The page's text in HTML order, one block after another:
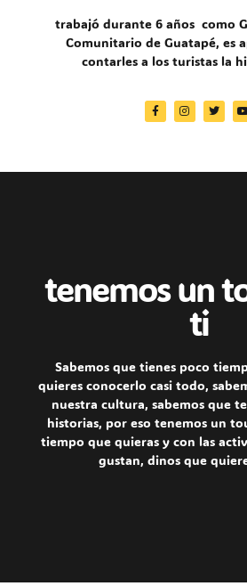
trabajó durante 6 años como
Comunitario de Guatapé, es
contarles a los turistas la
tenemos un
ti
Sabemos que tienes poco
quieres conocerlo casi todo,
nuestra cultura, sabemos que
historias, por eso tenemos un
tiempo que quieras y con las
gustan, dinos que